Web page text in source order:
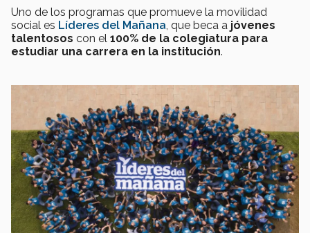
Uno de los programas que promueve la movilidad
social es Líderes del Mañana, que beca a jóvenes
talentosos con el 100% de la colegiatura para
estudiar una carrera en la institución.